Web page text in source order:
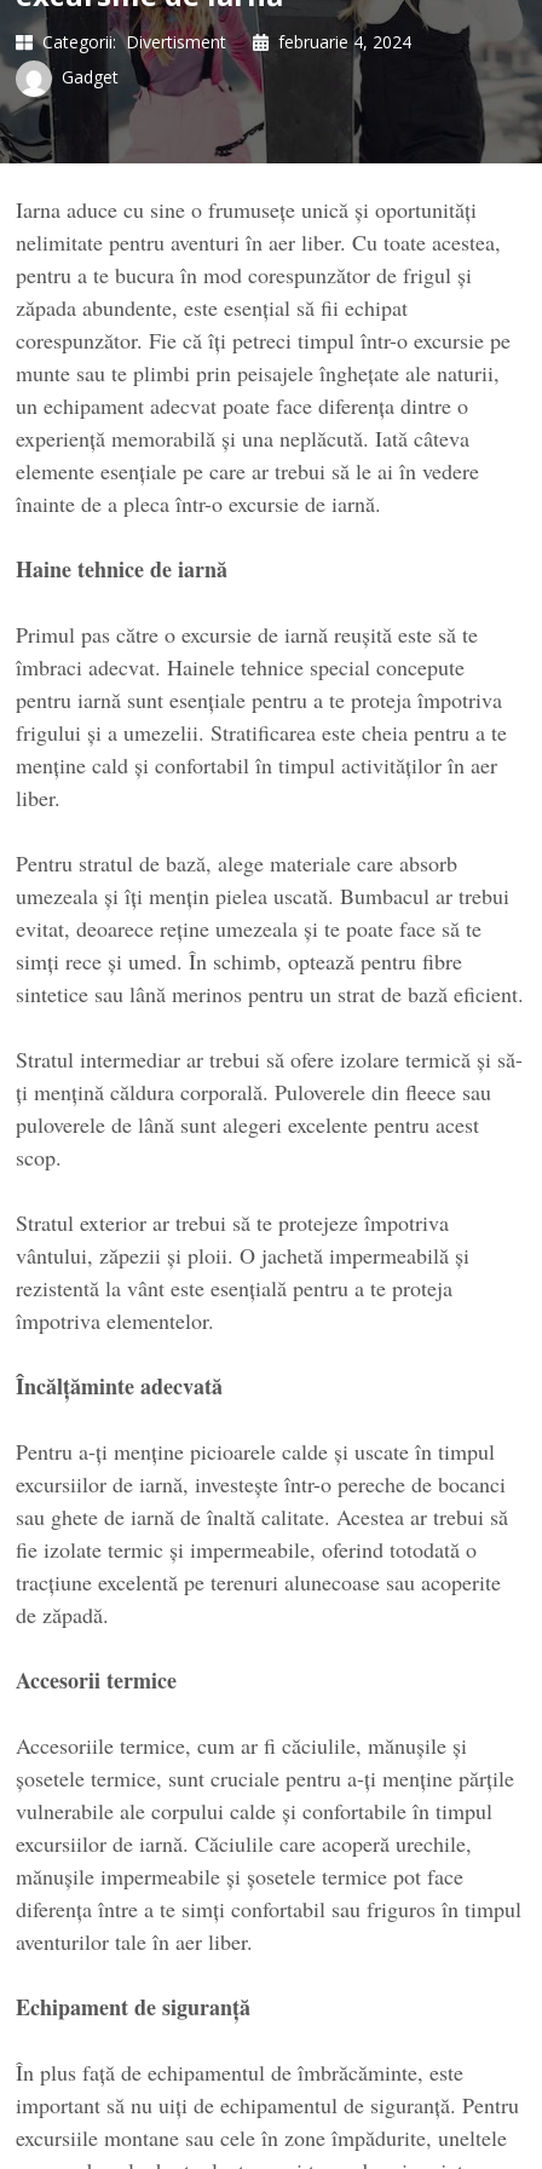
Categorii: Divertisment
februarie 4, 2024
Gadget
Iarna aduce cu sine o frumusețe unică și oportunități
nelimitate pentru aventuri în aer liber. Cu toate acestea,
pentru a te bucura în mod corespunzător de frigul și
zăpada abundente, este esențial să fii echipat
corespunzător. Fie că îți petreci timpul într-o excursie pe
munte sau te plimbi prin peisajele înghețate ale naturii,
un echipament adecvat poate face diferența dintre o
experiență memorabilă și una neplăcută. Iată câteva
elemente esențiale pe care ar trebui să le ai în vedere
înainte de a pleca într-o excursie de iarnă.
Haine tehnice de iarnă
Primul pas către o excursie de iarnă reușită este să te
îmbraci adecvat. Hainele tehnice special concepute
pentru iarnă sunt esențiale pentru a te proteja împotriva
frigului și a umezelii. Stratificarea este cheia pentru a te
menține cald și confortabil în timpul activităților în aer
liber.
Pentru stratul de bază, alege materiale care absorb
umezeala și îți mențin pielea uscată. Bumbacul ar trebui
evitat, deoarece reține umezeala și te poate face să te
simți rece și umed. În schimb, optează pentru fibre
sintetice sau lână merinos pentru un strat de bază eficient.
Stratul intermediar ar trebui să ofere izolare termică și să-
ți mențină căldura corporală. Puloverele din fleece sau
puloverele de lână sunt alegeri excelente pentru acest
scop.
Stratul exterior ar trebui să te protejeze împotriva
vântului, zăpezii și ploii. O jachetă impermeabilă și
rezistentă la vânt este esențială pentru a te proteja
împotriva elementelor.
Încălțăminte adecvată
Pentru a-ți menține picioarele calde și uscate în timpul
excursiilor de iarnă, investește într-o pereche de bocanci
sau ghete de iarnă de înaltă calitate. Acestea ar trebui să
fie izolate termic și impermeabile, oferind totodată o
tracțiune excelentă pe terenuri alunecoase sau acoperite
de zăpadă.
Accesorii termice
Accesoriile termice, cum ar fi căciulile, mănușile și
șosetele termice, sunt cruciale pentru a-ți menține părțile
vulnerabile ale corpului calde și confortabile în timpul
excursiilor de iarnă. Căciulile care acoperă urechile,
mănușile impermeabile și șosetele termice pot face
diferența între a te simți confortabil sau friguros în timpul
aventurilor tale în aer liber.
Echipament de siguranță
În plus față de echipamentul de îmbrăcăminte, este
important să nu uiți de echipamentul de siguranță. Pentru
excursiile montane sau cele în zone împădurite, uneltele